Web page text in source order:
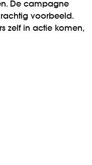
De campagne
voorbeeld.
zelf in actie komen,